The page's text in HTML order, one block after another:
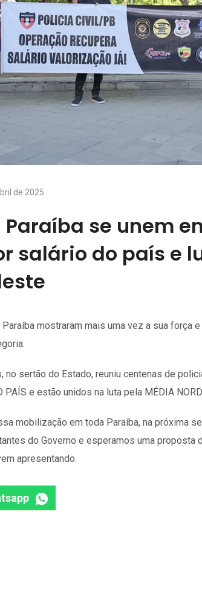
de 2025
se unem
salário do país e
mostraram mais uma vez a sua força
no sertão do Estado, reuniu centenas de
PAÍS e estão unidos na luta pela MÉDIA
mobilização em toda Paraíba, na próxima
do Governo e esperamos uma proposta
apresentando.